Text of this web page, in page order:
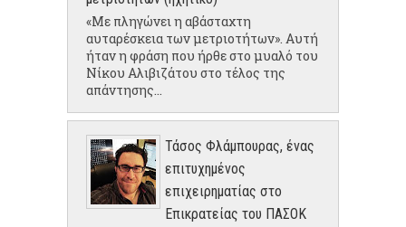
«Με πληγώνει η αβάσταχτη
αυταρέσκεια των μετριοτήτων». Αυτή
ήταν η φράση που ήρθε στο μυαλό του
Νίκου Αλιβιζάτου στο τέλος της
απάντησης...
Τάσος Φλάμπουρας, ένας
επιτυχημένος
επιχειρηματίας στο
Επικρατείας του ΠΑΣΟΚ